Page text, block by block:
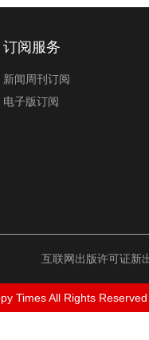
订阅服务
新闻周刊订阅
电子版订阅
互联网出版许可证新
Times All Rights Reserved